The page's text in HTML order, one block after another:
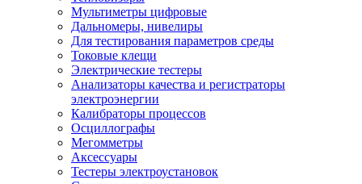
Мультиметры цифровые
Дальномеры, нивелиры
Для тестирования параметров среды
Токовые клещи
Электрические тестеры
Анализаторы качества и регистраторы
электроэнергии
Калибраторы процессов
Осциллографы
Мегомметры
Аксессуары
Тестеры электроустановок